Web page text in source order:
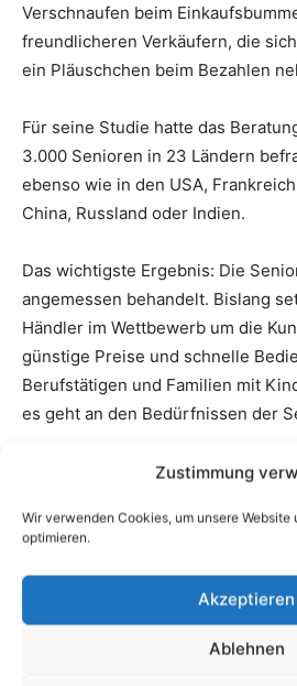
Zustimmung
Wir verwenden Cookies, um unsere Website
optimieren.
Akzeptieren
Ablehnen